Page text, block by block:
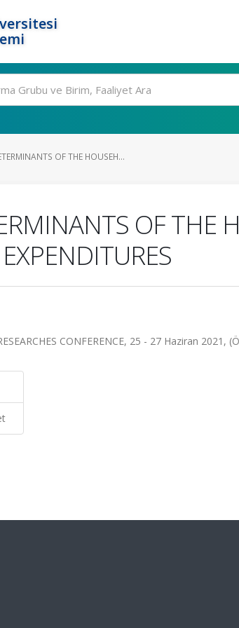
OF THE HOUSEH...
OF THE
CONFERENCE, 25 - 27 Haziran 2021,